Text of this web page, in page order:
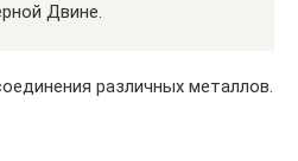
Двине.
различных металлов.